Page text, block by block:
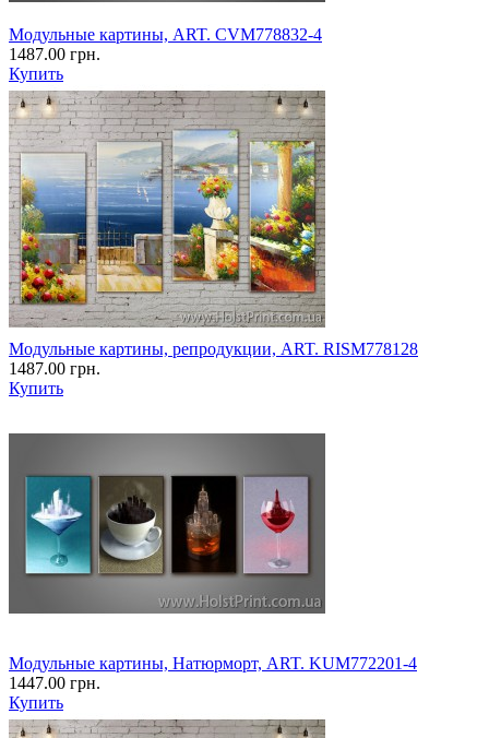
Модульные картины, ART. CVM778832-4
1487.00 грн.
Купить
Модульные картины, репродукции, ART. RISM778128
1487.00 грн.
Купить
Модульные картины, Натюрморт, ART. KUM772201-4
1447.00 грн.
Купить